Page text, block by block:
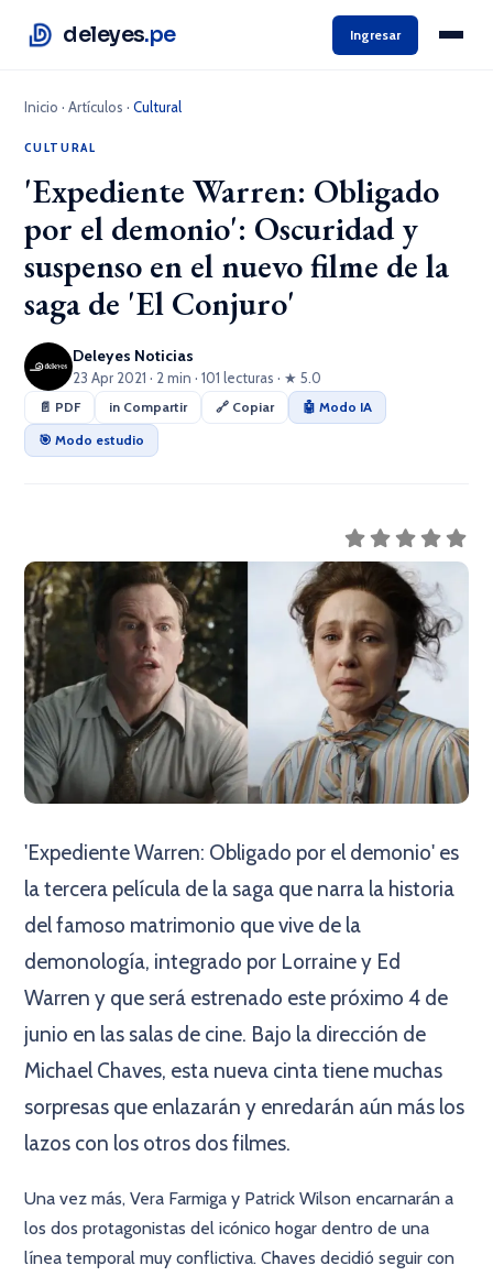
deleyes.pe Ingresar
Inicio ·Artículos ·Cultural
CULTURAL
'Expediente Warren: Obligado
por el demonio': Oscuridad y
suspenso en el nuevo filme de la
saga de 'El Conjuro'
Deleyes Noticias
23 Apr 2021 · 2 min · 101 lecturas · ★ 5.0
📄 PDF in Compartir 🔗 Copiar
🤖 Modo IA
🎯 Modo estudio
'Expediente Warren: Obligado por el demonio' es
la tercera película de la saga que narra la historia
del famoso matrimonio que vive de la
demonología, integrado por Lorraine y Ed
Warren y que será estrenado este próximo 4 de
junio en las salas de cine. Bajo la dirección de
Michael Chaves, esta nueva cinta tiene muchas
sorpresas que enlazarán y enredarán aún más los
lazos con los otros dos filmes.
Una vez más, Vera Farmiga y Patrick Wilson encarnarán a
los dos protagonistas del icónico hogar dentro de una
línea temporal muy conflictiva. Chaves decidió seguir con